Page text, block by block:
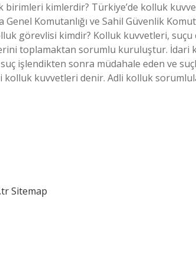
kimlerdir? Türkiye’de kolluk
Komutanlığı ve Sahil Güvenlik
görevlisi kimdir? Kolluk kuvvetleri, suçu
toplamaktan sorumlu kuruluştur. İdari
işlendikten sonra müdahale eden ve
kuvvetleri denir. Adli kolluk
Sitemap